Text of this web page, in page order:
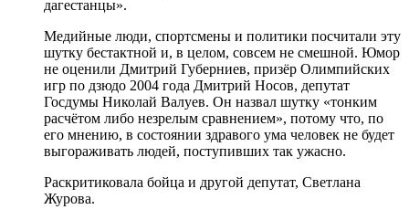
дагестанцы».
Медийные люди, спортсмены и политики посчитали эту
шутку бестактной и, в целом, совсем не смешной. Юмор
не оценили Дмитрий Губерниев, призёр Олимпийских
игр по дзюдо 2004 года Дмитрий Носов, депутат
Госдумы Николай Валуев. Он назвал шутку «тонким
расчётом либо незрелым сравнением», потому что, по
его мнению, в состоянии здравого ума человек не будет
выгораживать людей, поступивших так ужасно.
Раскритиковала бойца и другой депутат, Светлана
Журова.